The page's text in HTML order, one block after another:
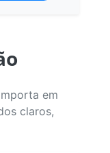
em
claros,